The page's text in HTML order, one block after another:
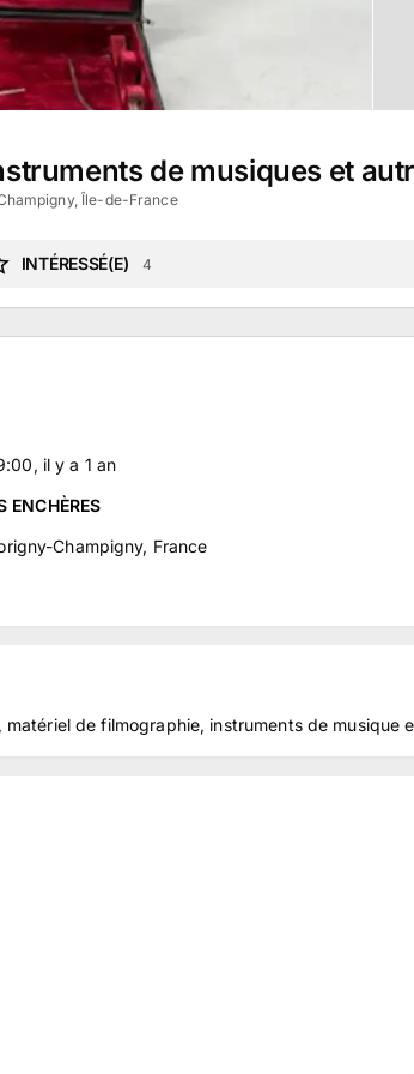
de musiques et
Île-de-France
INTÉRESSÉ(E) 4
, il y a 1 an
ENCHÈRES
Champigny, France
de filmographie, instruments de musique